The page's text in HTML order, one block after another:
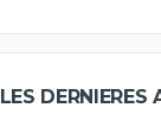
LES DERNIERES